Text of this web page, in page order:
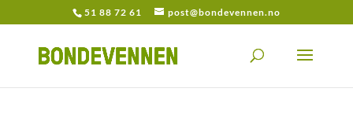
51 88 72 61 post@bondevennen.no